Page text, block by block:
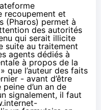
recoupement et
(Pharos) permet à
des autorités
qui serait illicite
suite au traitement
agents dédiés à
à propos de la
que l’auteur des faits
- avant d’être
d’un an de
signalement, il faut